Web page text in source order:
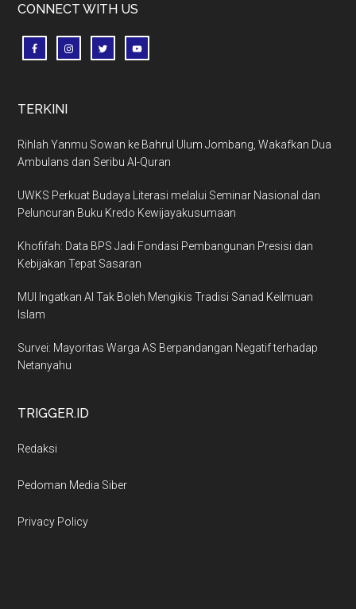
CONNECT WITH US
TERKINI
Rihlah Yanmu Sowan ke Bahrul Ulum Jombang, Wakafkan Dua
Ambulans dan Seribu Al-Quran
UWKS Perkuat Budaya Literasi melalui Seminar Nasional dan
Peluncuran Buku Kredo Kewijayakusumaan
Khofifah: Data BPS Jadi Fondasi Pembangunan Presisi dan
Kebijakan Tepat Sasaran
MUI Ingatkan AI Tak Boleh Mengikis Tradisi Sanad Keilmuan
Islam
Survei: Mayoritas Warga AS Berpandangan Negatif terhadap
Netanyahu
TRIGGER.ID
Redaksi
Pedoman Media Siber
Privacy Policy